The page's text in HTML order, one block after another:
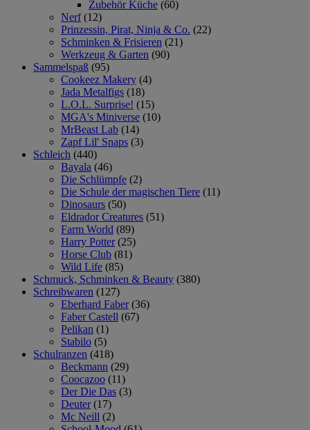
Zubehör Küche (60)
Nerf (12)
Prinzessin, Pirat, Ninja & Co. (22)
Schminken & Frisieren (21)
Werkzeug & Garten (90)
Sammelspaß (95)
Cookeez Makery (4)
Jada Metalfigs (18)
L.O.L. Surprise! (15)
MGA's Miniverse (10)
MrBeast Lab (14)
Zapf Lil' Snaps (3)
Schleich (440)
Bayala (46)
Die Schlümpfe (2)
Die Schule der magischen Tiere (11)
Dinosaurs (50)
Eldrador Creatures (51)
Farm World (89)
Harry Potter (25)
Horse Club (81)
Wild Life (85)
Schmuck, Schminken & Beauty (380)
Schreibwaren (127)
Eberhard Faber (36)
Faber Castell (67)
Pelikan (1)
Stabilo (5)
Schulranzen (418)
Beckmann (29)
Coocazoo (11)
Der Die Das (3)
Deuter (17)
Mc Neill (2)